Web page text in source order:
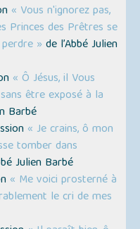
« Vous n'ignorez pas,
Princes des Prêtres se
» de l’Abbé Julien
« Ô Jésus, il Vous
être exposé à la
Barbé
« Je crains, ô mon
tomber dans
Julien Barbé
« Me voici prosterné à
le cri de mes